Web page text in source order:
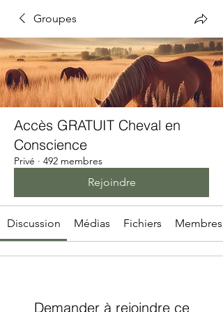
Groupes
Accès GRATUIT Cheval en
Conscience
Privé · 492 membres
Rejoindre
Discussion Médias Fichiers Membres
Demander à rejoindre ce